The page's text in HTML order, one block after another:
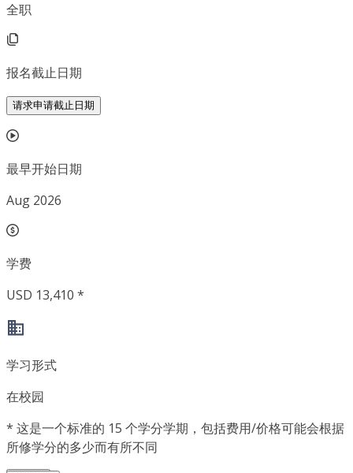
全职
报名截止日期
请求申请截止日期
最早开始日期
Aug 2026
学费
USD 13,410 *
学习形式
在校园
* 这是一个标准的 15 个学分学期，包括费用/价格可能会根据
所修学分的多少而有所不同